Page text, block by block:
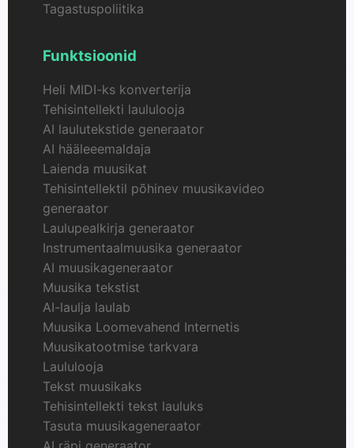
Tagastuspoliitika
Funktsioonid
Heli MIDI-ks konverterija
Tehisintellekti laululooja
AI laulutekstide generaator
AI hääleeemaldaja
Laienda muusikat
Tehisintellektil põhinev muusikavideo
generaator
Laulupealkirja generaator
Instrumentaalmuusika generaator
AI muusikageneraator
Muusika tekstist
AI-laulja laulab
Muusika Loomevahend Internetis
Muusikatootmise tarkvara
Laululooja
Tekst muusikaks
Tehisintellekti tekst lauluks
Tasuta muusikageneraator